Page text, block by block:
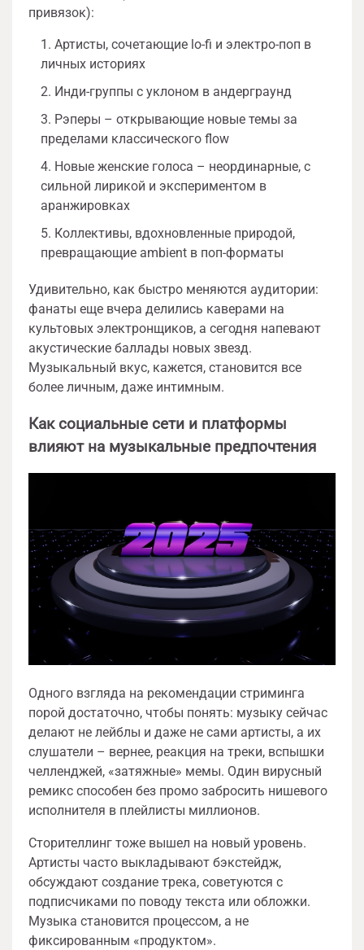
привязок):
Артисты, сочетающие lo-fi и электро-поп в
личных историях
Инди-группы с уклоном в андерграунд
Рэперы – открывающие новые темы за
пределами классического flow
Новые женские голоса – неординарные, с
сильной лирикой и экспериментом в
аранжировках
Коллективы, вдохновленные природой,
превращающие ambient в поп-форматы
Удивительно, как быстро меняются аудитории:
фанаты еще вчера делились каверами на
культовых электронщиков, а сегодня напевают
акустические баллады новых звезд.
Музыкальный вкус, кажется, становится все
более личным, даже интимным.
Как социальные сети и платформы
влияют на музыкальные предпочтения
Одного взгляда на рекомендации стриминга
порой достаточно, чтобы понять: музыку сейчас
делают не лейблы и даже не сами артисты, а их
слушатели – вернее, реакция на треки, вспышки
челленджей, «затяжные» мемы. Один вирусный
ремикс способен без промо забросить нишевого
исполнителя в плейлисты миллионов.
Сторителлинг тоже вышел на новый уровень.
Артисты часто выкладывают бэкстейдж,
обсуждают создание трека, советуются с
подписчиками по поводу текста или обложки.
Музыка становится процессом, а не
фиксированным «продуктом».